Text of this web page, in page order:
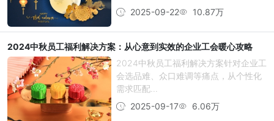
2025-09-22
10.87万
2024中秋员工福利解决方案：从心意到实效的企业工会暖心攻略
2024中秋员工福利解决方案针对企业工
会选品难、众口难调等痛点，从个性化
需求匹配...
2025-09-17
6.06万